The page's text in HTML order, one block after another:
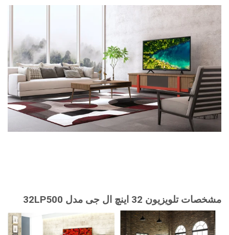
مشخصات تلویزیون 32 اینچ ال جی مدل 32LP500